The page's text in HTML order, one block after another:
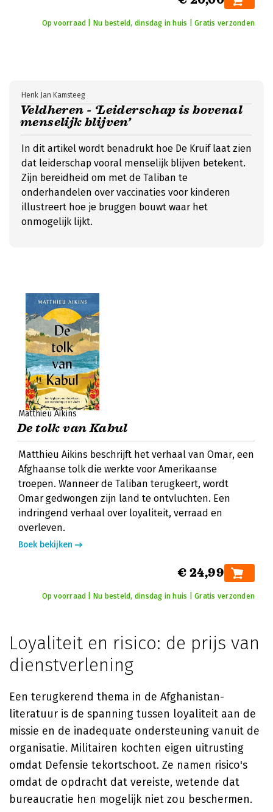
Op voorraad | Nu besteld, dinsdag in huis | Gratis verzonden
Veldheren - ‘Leiderschap is bovenal
menselijk blijven’
Henk Jan Kamsteeg
In dit artikel wordt benadrukt hoe De Kruif laat zien
dat leiderschap vooral menselijk blijven betekent.
Zijn bereidheid om met de Taliban te
onderhandelen over vaccinaties voor kinderen
illustreert hoe je bruggen bouwt waar het
onmogelijk lijkt.
Matthieu Aikins
De tolk van Kabul
Matthieu Aikins beschrijft het verhaal van Omar, een
Afghaanse tolk die werkte voor Amerikaanse
troepen. Wanneer de Taliban terugkeert, wordt
Omar gedwongen zijn land te ontvluchten. Een
indringend verhaal over loyaliteit, verraad en
overleven.
Boek bekijken
€ 24,99
Op voorraad | Nu besteld, dinsdag in huis | Gratis verzonden
Loyaliteit en risico: de prijs van
dienstverlening
Een terugkerend thema in de Afghanistan-
literatuur is de spanning tussen loyaliteit aan de
missie en de inadequate ondersteuning vanuit de
organisatie. Militairen kochten eigen uitrusting
omdat Defensie tekortschoot. Ze namen risico's
omdat de opdracht dat vereiste, wetende dat
bureaucratie hen mogelijk niet zou beschermen.